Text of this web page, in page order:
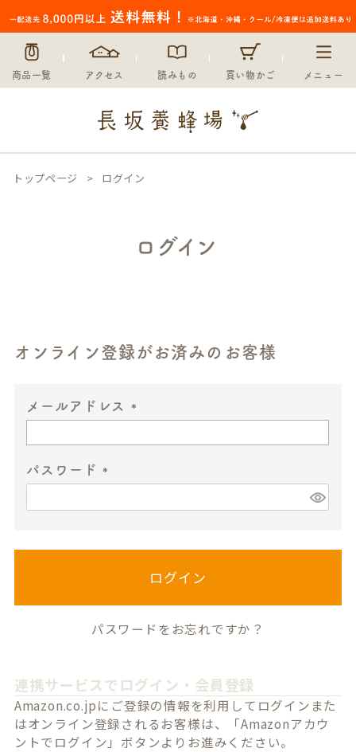
商品一覧 アクセス 読みもの 買い物かご メニュー
トップページ ログイン
ログイン
オンライン登録がお済みのお客様
メールアドレス
パスワード
必
ログイン
パスワードをお忘れですか？
連携サービスでログイン・会員登録
Amazon.co.jpにご登録の情報を利用してログインまた
はオンライン登録されるお客様は、「Amazonアカウ
ントでログイン」ボタンよりお進みください。